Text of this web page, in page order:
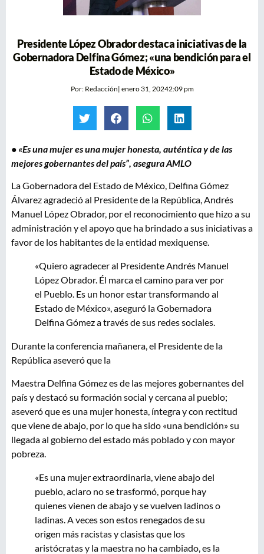
Presidente López Obrador destaca iniciativas de la
Gobernadora Delfina Gómez; «una bendición para el
Estado de México»
Por:Redacción| enero 31, 20242:09 pm
• «Es una mujer es una mujer honesta, auténtica y de las
mejores gobernantes del país”, asegura AMLO
La Gobernadora del Estado de México, Delfina Gómez
Álvarez agradeció al Presidente de la República, Andrés
Manuel López Obrador, por el reconocimiento que hizo a su
administración y el apoyo que ha brindado a sus iniciativas a
favor de los habitantes de la entidad mexiquense.
«Quiero agradecer al Presidente Andrés Manuel
López Obrador. Él marca el camino para ver por
el Pueblo. Es un honor estar transformando al
Estado de México», aseguró la Gobernadora
Delfina Gómez a través de sus redes sociales.
Durante la conferencia mañanera, el Presidente de la
República aseveró que la
Maestra Delfina Gómez es de las mejores gobernantes del
país y destacó su formación social y cercana al pueblo;
aseveró que es una mujer honesta, íntegra y con rectitud
que viene de abajo, por lo que ha sido «una bendición» su
llegada al gobierno del estado más poblado y con mayor
pobreza.
«Es una mujer extraordinaria, viene abajo del
pueblo, aclaro no se trasformó, porque hay
quienes vienen de abajo y se vuelven ladinos o
ladinas. A veces son estos renegados de su
origen más racistas y clasistas que los
aristócratas y la maestra no ha cambiado, es la